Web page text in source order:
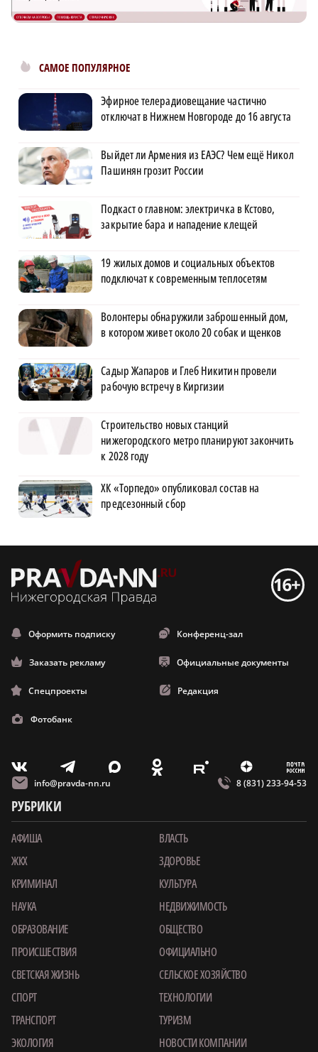
САМОЕ ПОПУЛЯРНОЕ
Эфирное телерадиовещание частично
отключат в Нижнем Новгороде до 16 августа
Выйдет ли Армения из ЕАЭС? Чем ещё Никол
Пашинян грозит России
Подкаст о главном: электричка в Кстово,
закрытие бара и нападение клещей
19 жилых домов и социальных объектов
подключат к современным теплосетям
Волонтеры обнаружили заброшенный дом,
в котором живет около 20 собак и щенков
Садыр Жапаров и Глеб Никитин провели
рабочую встречу в Киргизии
Строительство новых станций
нижегородского метро планируют закончить
к 2028 году
ХК «Торпедо» опубликовал состав на
предсезонный сбор
Оформить подписку Конференц-зал
Заказать рекламу Официальные документы
Спецпроекты Редакция
Фотобанк
V T X O E Z m
info@pravda-nn.ru 8 (831) 233-94-53
РУБРИКИ
АФИША
ВЛАСТЬ
ЖКХ
ЗДОРОВЬЕ
КРИМИНАЛ
КУЛЬТУРА
НАУКА
НЕДВИЖИМОСТЬ
ОБРАЗОВАНИЕ
ОБЩЕСТВО
ПРОИСШЕСТВИЯ
ОФИЦИАЛЬНО
СВЕТСКАЯ ЖИЗНЬ
СЕЛЬСКОЕ ХОЗЯЙСТВО
СПОРТ
ТЕХНОЛОГИИ
ТРАНСПОРТ
ТУРИЗМ
ЭКОЛОГИЯ
НОВОСТИ КОМПАНИИ